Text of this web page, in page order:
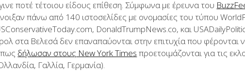
ποτέ τέτοιου είδους επίθεση. Σύμφωνα με έρευνα του
πάνω από 140 ιστοσελίδες με ονομασίες του τύπου
DonaldTrumpNews.co, και
στα Βελεσά δεν επαναπαύονται στην επιτυχία που φέρονται
δήλωσαν στους New York Times προετοιμάζονται για τις
Γαλλία, Γερμανία).